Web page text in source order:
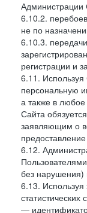
Администрации
6.10.2.
не по
6.10.3.
регистрации и
6.11. Используя
персональную
а также в
Сайта
заявляющим о
6.12.
без
6.13. Используя
статистических
—